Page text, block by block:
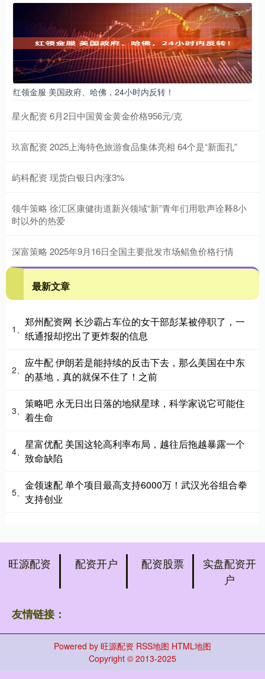
红领金服 美国政府、哈佛，24小时内反转！
星火配资 6月2日中国黄金黄金价格956元/克
玖富配资 2025上海特色旅游食品集体亮相 64个是“新面孔”
屿科配资 现货白银日内涨3%
领牛策略 徐汇区康健街道新兴领域“新”青年们用歌声诠释8小
时以外的热爱
深富策略 2025年9月16日全国主要批发市场鲳鱼价格行情
最新文章
1、
郑州配资网 长沙霸占车位的女干部彭某被停职了，一
纸通报却挖出了更炸裂的信息
2、
应牛配 伊朗若是能持续的反击下去，那么美国在中东
的基地，真的就保不住了！之前
3、
策略吧 永无日出日落的地狱星球，科学家说它可能住
着生命
4、
星富优配 美国这轮高利率布局，越往后拖越暴露一个
致命缺陷
5、
金领速配 单个项目最高支持6000万！武汉光谷组合拳
支持创业
旺源配资 配资开户 配资股票
实盘配资开
户
友情链接：
Powered by 旺源配资 RSS地图 HTML地图
Copyright © 2013-2025